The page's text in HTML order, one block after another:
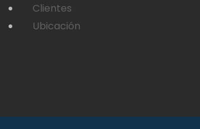
Clientes
Ubicación